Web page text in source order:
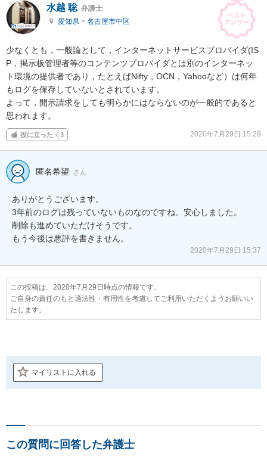
水越 聡 弁護士
愛知県 > 名古屋市中区
少なくとも，一般論として，インターネットサービスプロバイダ(IS
P，掲示板管理者等のコンテンツプロバイダとは別のインターネッ
ト環境の提供者であり，たとえばNifty，OCN，Yahooなど）は何年
もログを保存していないとされています。
よって，開示請求をしても明らかにはならないのが一般的であると
思われます。
役に立った 3 2020年7月29日 15:29
匿名希望 さん
ありがとうございます。
3年前のログは残っていないものなのですね。安心しました。
削除も進めていただけそうです。
もう今後は悪評を書きません。
2020年7月29日 15:37
この投稿は、2020年7月29日時点の情報です。
ご自身の責任のもと適法性・有用性を考慮してご利用いただくようお願いい
たします。
マイリストに入れる
この質問に回答した弁護士